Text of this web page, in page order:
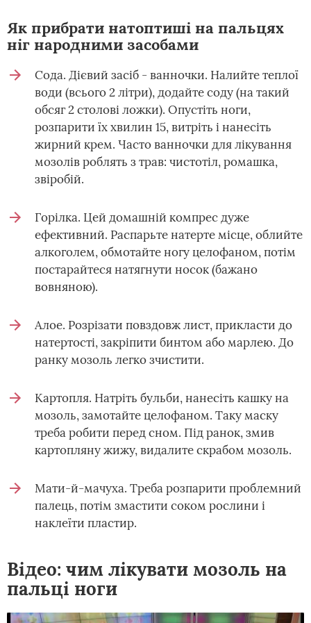
Як прибрати натоптиші на пальцях
ніг народними засобами
Сода. Дієвий засіб - ванночки. Налийте теплої
води (всього 2 літри), додайте соду (на такий
обсяг 2 столові ложки). Опустіть ноги,
розпарити їх хвилин 15, витріть і нанесіть
жирний крем. Часто ванночки для лікування
мозолів роблять з трав: чистотіл, ромашка,
звіробій.
Горілка. Цей домашній компрес дуже
ефективний. Распарьте натерте місце, облийте
алкоголем, обмотайте ногу целофаном, потім
постарайтеся натягнути носок (бажано
вовняною).
Алое. Розрізати повздовж лист, прикласти до
натертості, закріпити бинтом або марлею. До
ранку мозоль легко зчистити.
Картопля. Натріть бульби, нанесіть кашку на
мозоль, замотайте целофаном. Таку маску
треба робити перед сном. Під ранок, змив
картопляну жижу, видалите скрабом мозоль.
Мати-й-мачуха. Треба розпарити проблемний
палець, потім змастити соком рослини і
наклеїти пластир.
Відео: чим лікувати мозоль на
пальці ноги